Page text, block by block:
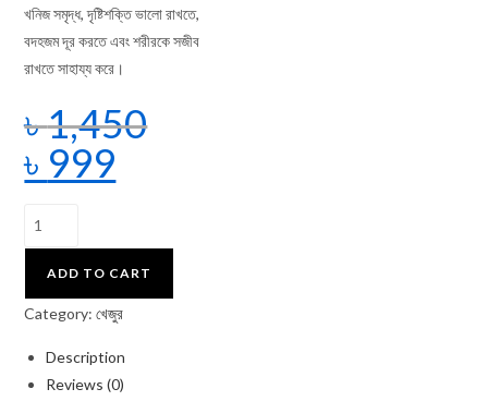
খনিজ সমৃদ্ধ, দৃষ্টিশক্তি ভালো রাখতে,
বদহজম দূর করতে এবং শরীরকে সজীব
রাখতে সাহায্য করে।
৳1,450
৳ 999
ADD TO CART
Category:খেজুর
Description
Reviews (0)